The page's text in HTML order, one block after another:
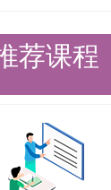
析定
基，需
荐课程